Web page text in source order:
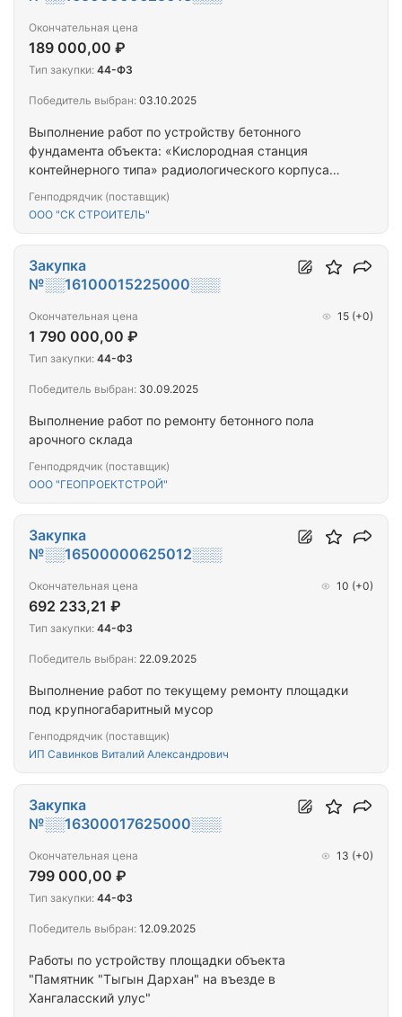
Выполнение работ по устройству бетонного
фундамента объекта: «Кислородная станция
контейнерного типа» радиологического корпуса
1/3
Генподрядчик (поставщик)
ООО "СК СТРОИТЕЛЬ"
Окончательная цена
189 000,00 ₽
Тип закупки: 44-ФЗ
Победитель выбран: 03.10.2025
Выполнение работ по ремонту бетонного пола
арочного склада
Генподрядчик (поставщик)
ООО "ГЕОПРОЕКТСТРОЙ"
Закупка
№░░16100015225000░░░
Окончательная цена
1 790 000,00 ₽
15 (+0)
Тип закупки: 44-ФЗ
Победитель выбран: 30.09.2025
Выполнение работ по текущему ремонту площадки
под крупногабаритный мусор
Генподрядчик (поставщик)
ИП Савинков Виталий Александрович
Закупка
№░░16500000625012░░░
Окончательная цена
692 233,21 ₽
10 (+0)
Тип закупки: 44-ФЗ
Победитель выбран: 22.09.2025
Работы по устройству площадки объекта
"Памятник "Тыгын Дархан" на въезде в
Хангаласский улус"
Закупка
№░░16300017625000░░░
Окончательная цена
799 000,00 ₽
13 (+0)
Тип закупки: 44-ФЗ
Победитель выбран: 12.09.2025